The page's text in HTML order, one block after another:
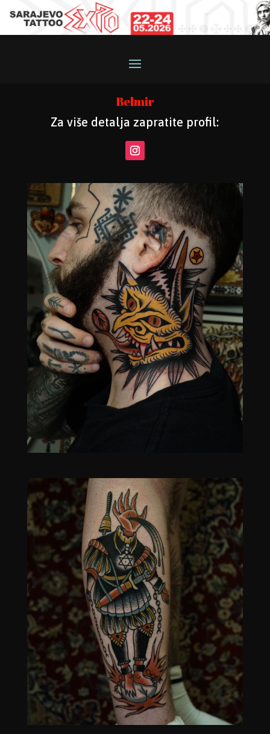
Belmir
Za više detalja zapratite profil: